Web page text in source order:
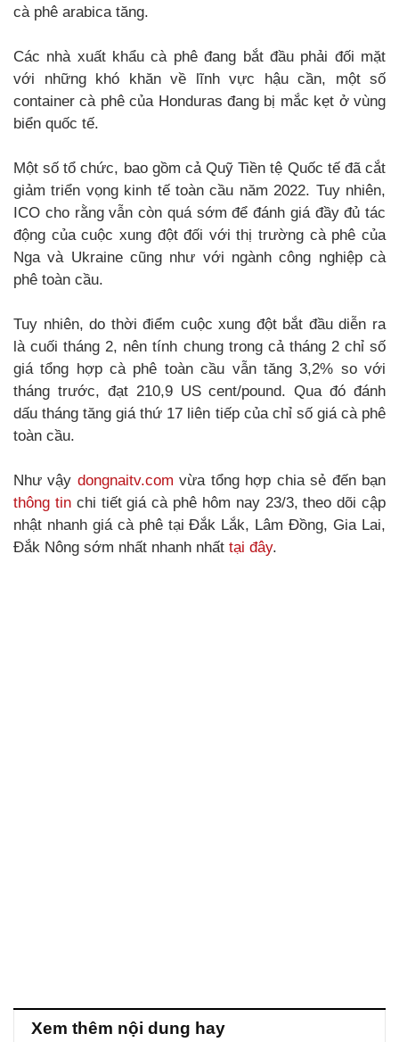
cà phê arabica tăng.
Các nhà xuất khẩu cà phê đang bắt đầu phải đối mặt
với những khó khăn về lĩnh vực hậu cần, một số
container cà phê của Honduras đang bị mắc kẹt ở vùng
biển quốc tế.
Một số tổ chức, bao gồm cả Quỹ Tiền tệ Quốc tế đã cắt
giảm triển vọng kinh tế toàn cầu năm 2022. Tuy nhiên,
ICO cho rằng vẫn còn quá sớm để đánh giá đầy đủ tác
động của cuộc xung đột đối với thị trường cà phê của
Nga và Ukraine cũng như với ngành công nghiệp cà
phê toàn cầu.
Tuy nhiên, do thời điểm cuộc xung đột bắt đầu diễn ra
là cuối tháng 2, nên tính chung trong cả tháng 2 chỉ số
giá tổng hợp cà phê toàn cầu vẫn tăng 3,2% so với
tháng trước, đạt 210,9 US cent/pound. Qua đó đánh
dấu tháng tăng giá thứ 17 liên tiếp của chỉ số giá cà phê
toàn cầu.
Như vậy dongnaitv.com vừa tổng hợp chia sẻ đến bạn
thông tinchi tiết giá cà phê hôm nay 23/3, theo dõi cập
nhật nhanh giá cà phê tại Đắk Lắk, Lâm Đồng, Gia Lai,
Đắk Nông sớm nhất nhanh nhất tại đây.
Xem thêm nội dung hay